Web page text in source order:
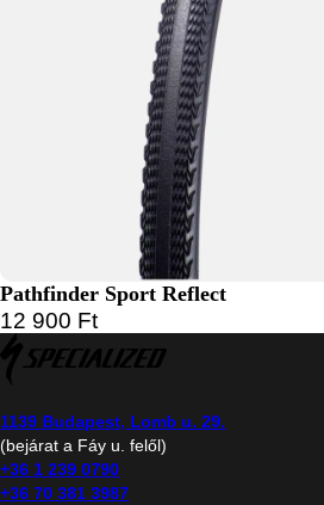
Pathfinder Sport Reflect
12 900 Ft
1139 Budapest, Lomb u. 29.
(bejárat a Fáy u. felől)
+36 1 239 0790
+36 70 381 3987